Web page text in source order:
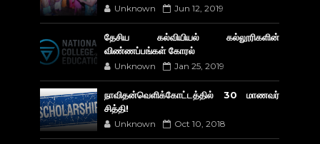
Unknown Jun 12, 2019
தேசிய கல்வியியல் கல்லூரிகளின்
விண்ணப்பங்கள் கோரல்
Unknown Jan 25, 2019
நாவிதன்வெளிக்கோட்டத்தில் 30 மாணவர்
சித்தி!
Unknown Oct 10, 2018